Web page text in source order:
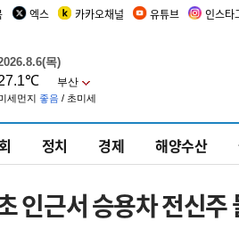
엑스 카카오채널 유튜브 인스타
정치 경제 해양수산
인근서 승용차 전신